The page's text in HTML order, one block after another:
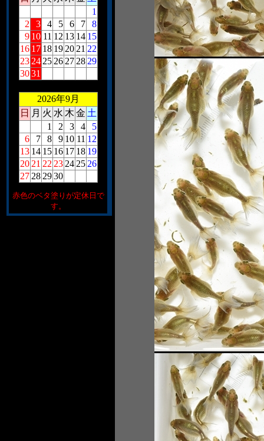
1
2
3 4 5 6 7
8
9 10 11 12 13 14 15
16 17 18 19 20 21 22
23 24 25 26 27 28 29
30 31
2026年9月
日 月 火 水 木 金 土
1
2 3 4
5
6
7 8 9 10 11 12
13 14 15 16 17 18 19
20 21 22 23 24 25 26
27 28 29 30
赤色のベタ塗りが定休日で
す。